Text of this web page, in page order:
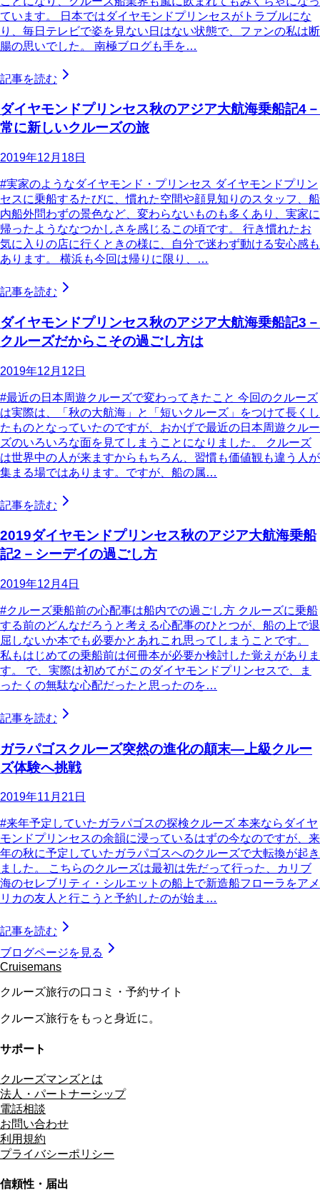
ています。 日本ではダイヤモンドプリンセスがトラブルにな
り、毎日テレビで姿を見ない日はない状態で、ファンの私は断
腸の思いでした。 南極ブログも手を…
記事を読む
ダイヤモンドプリンセス秋のアジア大航海乗船記4－
常に新しいクルーズの旅
2019年12月18日
#実家のようなダイヤモンド・プリンセス ダイヤモンドプリン
セスに乗船するたびに、慣れた空間や顔見知りのスタッフ、船
内船外問わずの景色など、変わらないものも多くあり、実家に
帰ったようななつかしさを感じるこの頃です。 行き慣れたお
気に入りの店に行くときの様に、自分で迷わず動ける安心感も
あります。 横浜も今回は帰りに限り、…
記事を読む
ダイヤモンドプリンセス秋のアジア大航海乗船記3－
クルーズだからこその過ごし方は
2019年12月12日
#最近の日本周遊クルーズで変わってきたこと 今回のクルーズ
は実際は、「秋の大航海」と「短いクルーズ」をつけて長くし
たものとなっていたのですが、おかげで最近の日本周遊クルー
ズのいろいろな面を見てしまうことになりました。 クルーズ
は世界中の人が来ますからもちろん、習慣も価値観も違う人が
集まる場ではあります。ですが、船の属…
記事を読む
2019ダイヤモンドプリンセス秋のアジア大航海乗船
記2－シーデイの過ごし方
2019年12月4日
#クルーズ乗船前の心配事は船内での過ごし方 クルーズに乗船
する前のどんなだろうと考える心配事のひとつが、船の上で退
屈しないか本でも必要かとあれこれ思ってしまうことです。
私もはじめての乗船前は何冊本が必要か検討した覚えがありま
す。 で、実際は初めてがこのダイヤモンドプリンセスで、ま
ったくの無駄な心配だったと思ったのを…
記事を読む
ガラパゴスクルーズ突然の進化の顛末―上級クルー
ズ体験へ挑戦
2019年11月21日
#来年予定していたガラパゴスの探検クルーズ 本来ならダイヤ
モンドプリンセスの余韻に浸っているはずの今なのですが、来
年の秋に予定していたガラパゴスへのクルーズで大転換が起き
ました。 こちらのクルーズは最初は先だって行った、カリブ
海のセレブリティ・シルエットの船上で新造船フローラをアメ
リカの友人と行こうと予約したのが始ま…
記事を読む
ブログページを見る
Cruisemans
クルーズ旅行の口コミ・予約サイト
クルーズ旅行をもっと身近に。
サポート
クルーズマンズとは
法人・パートナーシップ
電話相談
お問い合わせ
利用規約
プライバシーポリシー
信頼性・届出